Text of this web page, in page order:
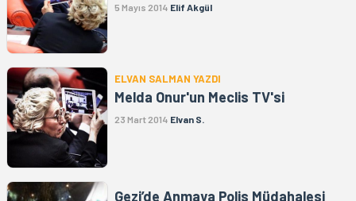
5 Mayıs 2014 Elif Akgül
ELVAN SALMAN YAZDI
Melda Onur'un Meclis TV'si
23 Mart 2014 Elvan S.
Gezi’de Anmaya Polis Müdahalesi